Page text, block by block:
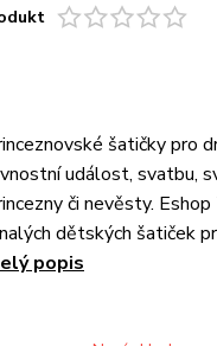
šatičky pro
událost, svatbu,
či nevěsty.
dětských šatiček
popis